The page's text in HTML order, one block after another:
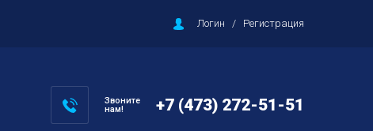
Логин / Регистрация
Звоните
нам!
+7 (473) 272-51-51